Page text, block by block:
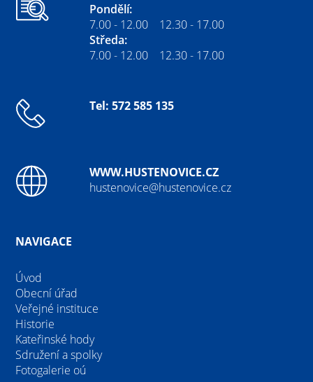
Pondělí:
7.00 - 12.00 12.30 - 17.00
Středa:
7.00 - 12.00 12.30 - 17.00
Tel: 572 585 135
WWW.HUSTENOVICE.CZ
hustenovice@hustenovice.cz
NAVIGACE
Úvod
Obecní úřad
Veřejné instituce
Historie
Kateřinské hody
Sdružení a spolky
Fotogalerie oú